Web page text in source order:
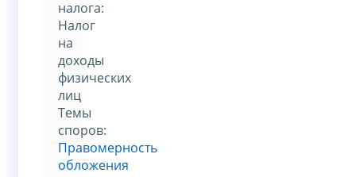
налога:
Налог
на
доходы
физических
лиц
Темы
споров:
Правомерность
обложения